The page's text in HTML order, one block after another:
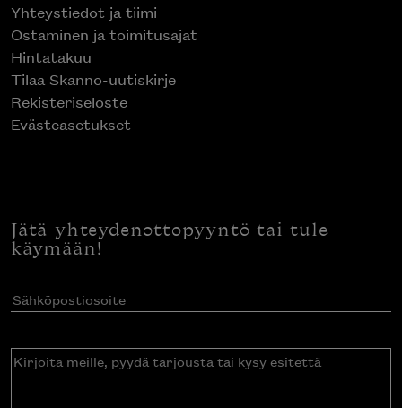
Yhteystiedot ja tiimi
Ostaminen ja toimitusajat
Hintatakuu
Tilaa Skanno-uutiskirje
Rekisteriseloste
Evästeasetukset
Jätä yhteydenottopyyntö tai tule
käymään!
Sähköpostiosoite(Pakollinen)
Kirjoita